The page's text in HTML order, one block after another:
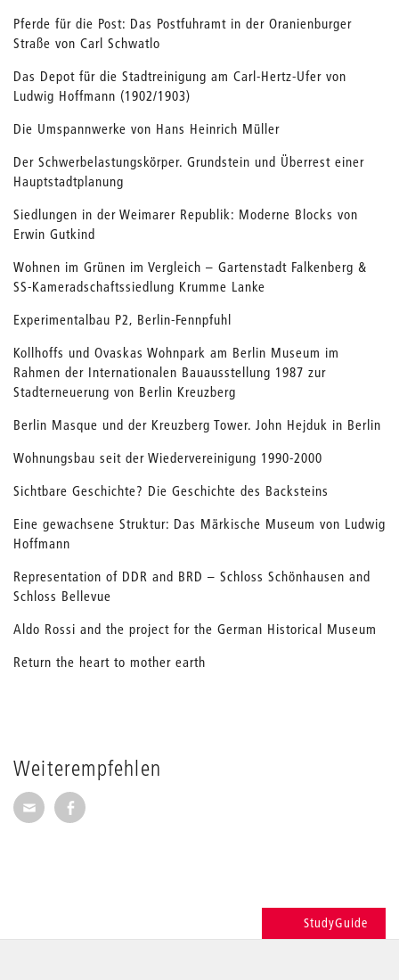
Weiterempfehlen
Seite per E-Mail weiterempfehlen
Seite auf Facebook weiterempfehlen
Pferde für die Post: Das Postfuhramt in der Oranienburger
Straße von Carl Schwatlo
Das Depot für die Stadtreinigung am Carl-Hertz-Ufer von
Ludwig Hoffmann (1902/1903)
Die Umspannwerke von Hans Heinrich Müller
Der Schwerbelastungskörper. Grundstein und Überrest einer
Hauptstadtplanung
Siedlungen in der Weimarer Republik: Moderne Blocks von
Erwin Gutkind
Wohnen im Grünen im Vergleich – Gartenstadt Falkenberg &
SS-Kameradschaftssiedlung Krumme Lanke
Experimentalbau P2, Berlin-Fennpfuhl
Kollhoffs und Ovaskas Wohnpark am Berlin Museum im
Rahmen der Internationalen Bauausstellung 1987 zur
Stadterneuerung von Berlin Kreuzberg
Berlin Masque und der Kreuzberg Tower. John Hejduk in Berlin
Wohnungsbau seit der Wiedervereinigung 1990-2000
Sichtbare Geschichte? Die Geschichte des Backsteins
Eine gewachsene Struktur: Das Märkische Museum von Ludwig
Hoffmann
Representation of DDR and BRD – Schloss Schönhausen and
Schloss Bellevue
Aldo Rossi and the project for the German Historical Museum
Return the heart to mother earth
StudyGuide